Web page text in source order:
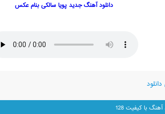
دانلود آهنگ جدید پویا سالکی بنام عکس
آهنگ با کیفیت 128